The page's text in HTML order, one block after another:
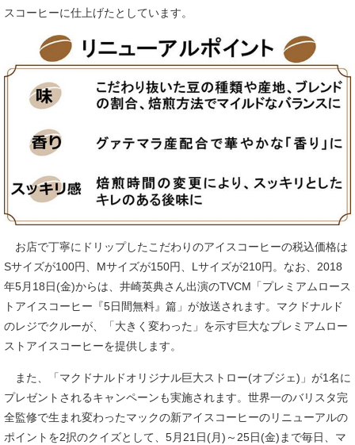
スコーヒーに仕上げたとしています。
お店で丁寧にドリップしたこだわりのアイスコーヒーの税込価格は
Sサイズが100円、Mサイズが150円、Lサイズが210円。なお、2018
年5月18日(金)からは、井崎英典さん出演のTVCM「プレミアムロース
トアイスコーヒー『5日間無料』篇」が放送されます。マクドナルド
のレジでクルーが、「大きく変わった」を示す巨大なプレミアムロー
ストアイスコーヒーを提供します。
また、「マクドナルドオリジナル巨大ストロー(オブジェ)」が1名に
プレゼントされるキャンペーンも実施されます。世界一のバリスタ完
全監修で生まれ変わったマックの新アイスコーヒーのリニューアルの
ポイントを2択のクイズとして、5月21日(月)～25日(金)まで毎日、マ